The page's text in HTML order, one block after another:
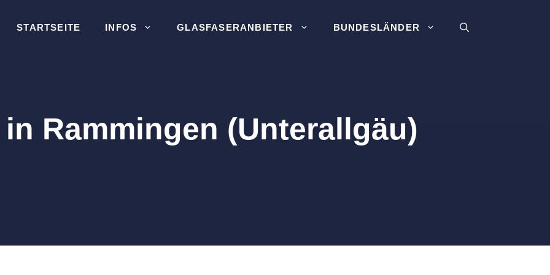
STARTSEITE INFOS GLASFASERANBIETER BUNDESLÄNDER
Rammingen (Unterallgäu)